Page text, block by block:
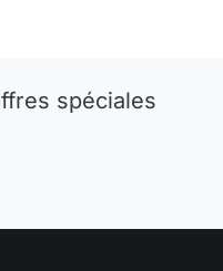
spéciales